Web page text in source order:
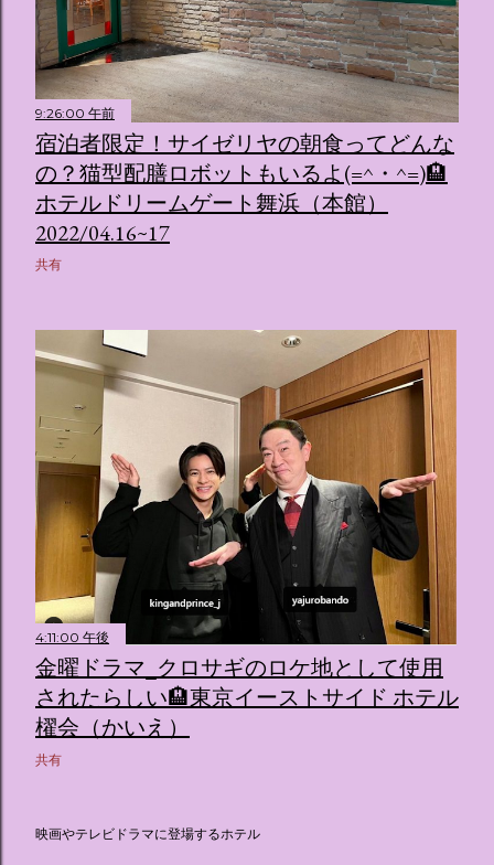
9:26:00 午前
宿泊者限定！サイゼリヤの朝食ってどんな
の？猫型配膳ロボットもいるよ(=^・^=)🏨
ホテルドリームゲート舞浜（本館）
2022/04.16~17
共有
4:11:00 午後
金曜ドラマ_クロサギのロケ地として使用
されたらしい🏨東京イーストサイド ホテル
櫂会（かいえ）
共有
映画やテレビドラマに登場するホテル